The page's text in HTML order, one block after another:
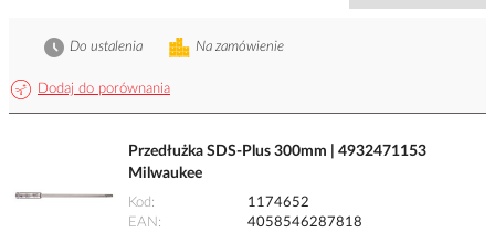
Dodaj do porównania
Na zamówienie
Do ustalenia
Przedłużka SDS-Plus 300mm | 4932471153
Milwaukee
Kod
1174652
EAN
4058546287818